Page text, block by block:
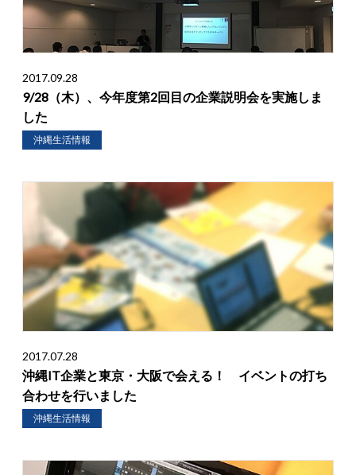
2017.09.28
9/28（木）、今年度第2回目の企業説明会を実施しま
した
沖縄生活情報
2017.07.28
沖縄IT企業と東京・大阪で会える！ イベントの打ち
合わせを行いました
沖縄生活情報